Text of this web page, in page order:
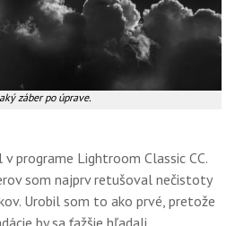
záber po úprave.
programe Lightroom Classic CC.
som najprv retušoval nečistoty
Urobil som to ako prvé, pretože